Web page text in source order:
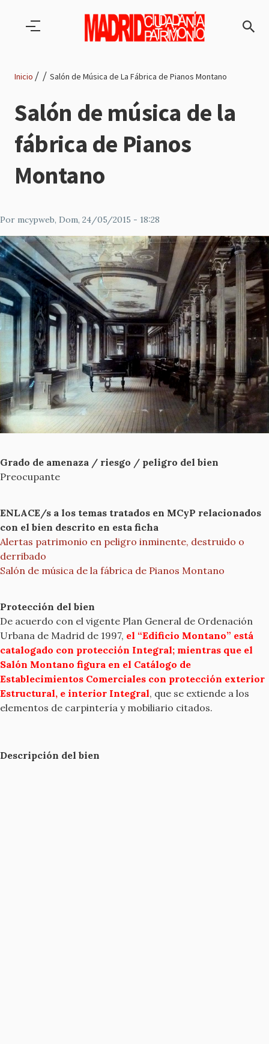
Ruta
de
navegación
Inicio Salón de Música de La Fábrica de Pianos Montano
Salón de música de la
fábrica de Pianos
Montano
Por mcypweb, Dom, 24/05/2015 - 18:28
Grado de amenaza / riesgo / peligro del bien
Preocupante
ENLACE/s a los temas tratados en MCyP relacionados
con el bien descrito en esta ficha
Alertas patrimonio en peligro inminente, destruido o
derribado
Salón de música de la fábrica de Pianos Montano
Protección del bien
De acuerdo con el vigente Plan General de Ordenación
Urbana de Madrid de 1997, el “Edificio Montano” está
catalogado con protección Integral; mientras que el
Salón Montano figura en el Catálogo de
Establecimientos Comerciales con protección exterior
Estructural, e interior Integral, que se extiende a los
elementos de carpintería y mobiliario citados.
Descripción del bien